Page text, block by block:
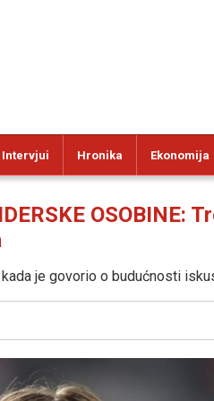
Intervjui Hronika Ekonomija
OSOBINE:
je govorio o budućnosti